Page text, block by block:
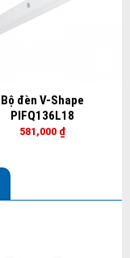
Bộ đèn V-Shape
PIFQ136L18
581,000 ₫